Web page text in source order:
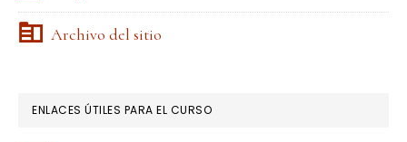
Archivo del sitio
ENLACES ÚTILES PARA EL CURSO